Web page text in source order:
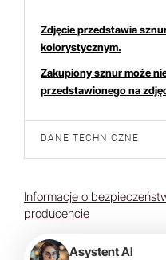
Zdjęcie przedstawia
kolorystycznym.
Zakupiony sznur może
przedstawionego na
DANE TECHNICZNE
Informacje o
producencie
Asystent AI